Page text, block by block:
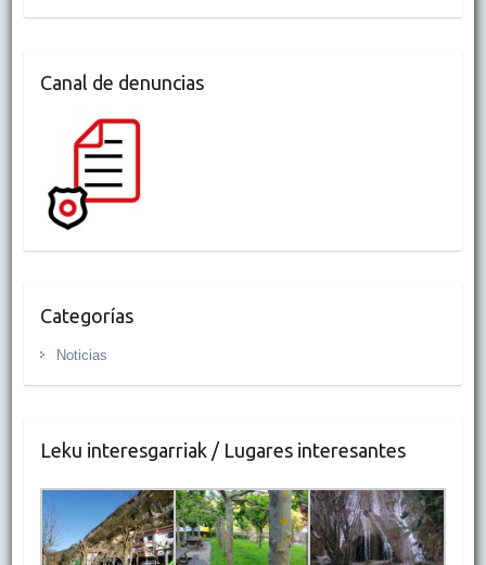
Canal de denuncias
Categorías
Noticias
Leku interesgarriak / Lugares interesantes